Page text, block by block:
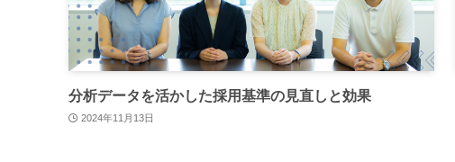
分析データを活かした採用基準の見直しと効果
2024年11月13日